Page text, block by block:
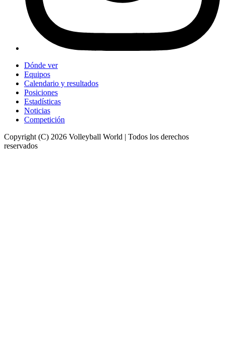
Dónde ver
Equipos
Calendario y resultados
Posiciones
Estadísticas
Noticias
Competición
Copyright (C) 2026 Volleyball World | Todos los derechos
reservados